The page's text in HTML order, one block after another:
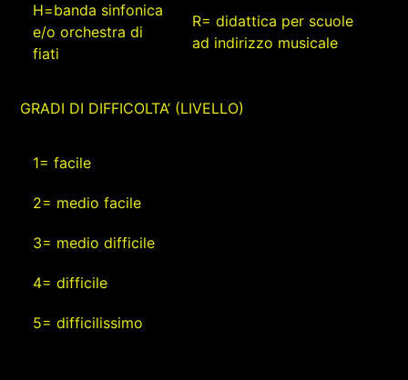
H=banda sinfonica
e/o orchestra di
fiati
R= didattica per scuole
ad indirizzo musicale
GRADI DI DIFFICOLTA’ (LIVELLO)
1= facile
2= medio facile
3= medio difficile
4= difficile
5= difficilissimo